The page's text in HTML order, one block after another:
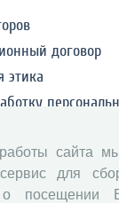
договор
этика
сайта
для
посещении